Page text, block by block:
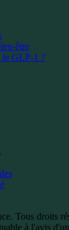
être
le GLP-1 ?
Tous droits
à l'avis